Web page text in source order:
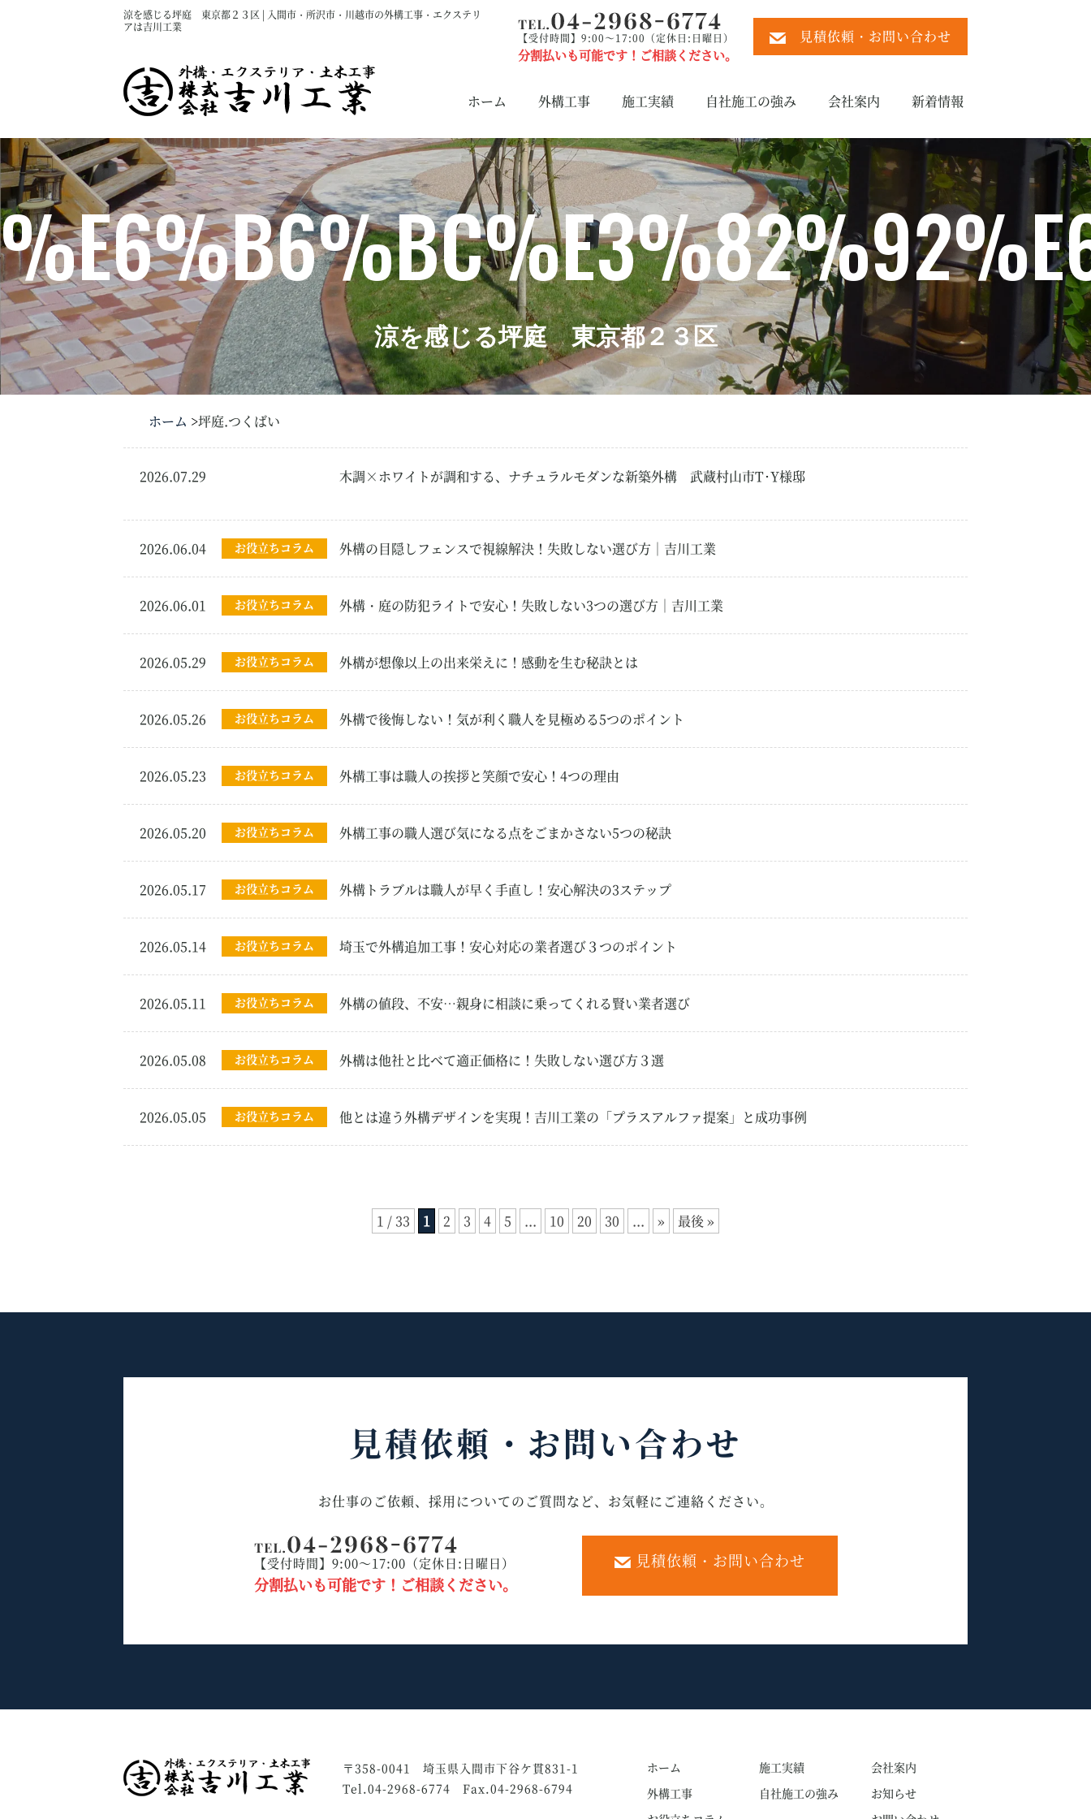
涼を感じる坪庭 東京都２３区 | 入間市・所沢市・川越市の外構工事・エクステリ
アは吉川工業
【受付時間】9:00～17:00（定休日:日曜日）
分割払いも可能です！ご相談ください。
見積依頼・お問い合わせ
ホーム 外構工事 施工実績 自社施工の強み 会社案内 新着情報
涼を感じる坪庭 東京都２３区
ホーム 坪庭.つくばい
2026.07.29 木調×ホワイトが調和する、ナチュラルモダンな新築外構 武蔵村山市T･Y様邸
2026.06.04 お役立ちコラム 外構の目隠しフェンスで視線解決！失敗しない選び方｜吉川工業
2026.06.01 お役立ちコラム 外構・庭の防犯ライトで安心！失敗しない3つの選び方｜吉川工業
2026.05.29 お役立ちコラム 外構が想像以上の出来栄えに！感動を生む秘訣とは
2026.05.26 お役立ちコラム 外構で後悔しない！気が利く職人を見極める5つのポイント
2026.05.23 お役立ちコラム 外構工事は職人の挨拶と笑顔で安心！4つの理由
2026.05.20 お役立ちコラム 外構工事の職人選び気になる点をごまかさない5つの秘訣
2026.05.17 お役立ちコラム 外構トラブルは職人が早く手直し！安心解決の3ステップ
2026.05.14 お役立ちコラム 埼玉で外構追加工事！安心対応の業者選び３つのポイント
2026.05.11 お役立ちコラム 外構の値段、不安…親身に相談に乗ってくれる賢い業者選び
2026.05.08 お役立ちコラム 外構は他社と比べて適正価格に！失敗しない選び方３選
2026.05.05 お役立ちコラム 他とは違う外構デザインを実現！吉川工業の「プラスアルファ提案」と成功事例
1 / 33 1 2 3 4 5 ... 10 20 30 ... » 最後 »
見積依頼・ お問い合わせ
お仕事のご依頼、採用についてのご質問など、お気軽にご連絡ください。
【受付時間】9:00～17:00（定休日:日曜日）
分割払いも可能です！ご相談ください。
見積依頼・お問い合わせ
〒358-0041 埼玉県入間市下谷ケ貫831-1
Tel.04-2968-6774 Fax.04-2968-6794
ホーム
外構工事
施工実績
自社施工の強み
会社案内
お知らせ